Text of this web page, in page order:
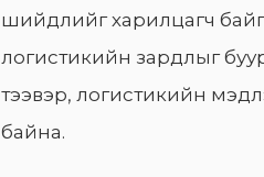
шийдлийг харилцагч
логистикийн зардлыг
тээвэр, логистикийн
байна.